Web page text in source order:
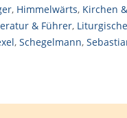
, Himmelwärts, Kirchen
& Führer,
, Schegelmann,